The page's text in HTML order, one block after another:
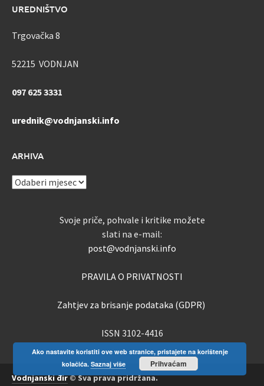
UREDNIŠTVO
Trgovačka 8
52215 VODNJAN
097 625 3331
urednik@vodnjanski.info
ARHIVA
ARHIVA
Svoje priče, pohvale i kritike možete
slati na e-mail:
post@vodnjanski.info
PRAVILA O PRIVATNOSTI
Zahtjev za brisanje podataka (GDPR)
ISSN 3102-4416
Vodnjanski đir© Sva prava pridržana.
Ako nastavite koristiti ove web stranice, pristajete na korištenje
kolačića. Saznaj više Prihvaćam